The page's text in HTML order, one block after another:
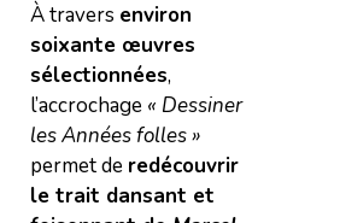
À travers environ
soixante œuvres
sélectionnées,
l’accrochage « Dessiner
les Années folles »
permet de redécouvrir
le trait dansant et